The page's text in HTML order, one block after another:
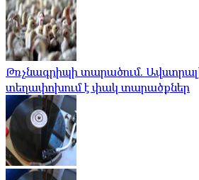
Թռչնագրիպի տարածում.
տեղափոխում է փակ տարածքներ